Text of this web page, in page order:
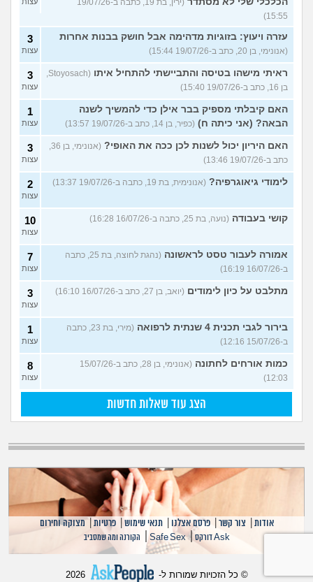
(ירין, בת 19, כתבה ב-19/07/26
15:55)
עזרה ויעוץ: בזוגיות מדהימה אבל חושק בבנות אחרות
(אנונימי, בן 20, כתב ב-19/07/26 15:44)
3
עצות
ראיתי מישהו בטיסה והתביישתי להתחיל איתו
(Stoyosach,
בן 16, כתב ב-19/07/26 15:40)
3
עצות
האם קיבלתי מספיק בבר אילן כדי להמשיך לשנה
הבאה? (אני כיתה ח) (כפיר, בן 14, כתב ב-19/07/26 13:57)
1
עצות
האם היריון יכול לשנות לכן ככה את האופי?
(אנונימי, בן 36,
כתב ב-19/07/26 13:46)
3
עצות
לימודי גיאוגרפיה? (אנונימית, בת 19, כתבה ב-19/07/26 13:37) 2
עצות
קושי בעבודה (נועה, בת 25, כתבה ב-16/07/26 16:28) 10
עצות
אמורה לעבור טסט לראשונה
(נהגת לחוצה, בת 25, כתבה
ב-16/07/26 16:19)
7
עצות
מתלבט על כיון לימודים (יואב, בן 27, כתב ב-16/07/26 16:10) 3
עצות
בירור לגבי תכנית 4 שנתית לרפואה
(מירי, בת 23, כתבה
ב-15/07/26 12:16)
1
עצות
כמות אורחים לחתונה
(אנונימי, בן 28, כתב ב-15/07/26
12:03)
8
עצות
הצג עוד שאלות חדשות
אודות צור קשר |פרסם אצלנו |תנאי שימוש |פרטיות |מצוקה וחירום
Ask דורקס |
Safe Sex
| הקורנה ומה שמסביב
© כל הזכויות שמורות ל- 2026